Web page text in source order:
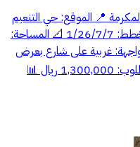
📍 الموقع: حي التنعيم
رقم (4) ▫️ رقم القطعة: 1421 ▫️ رقم المخطط: 1/26/7/7 📐 المساحة:
25م × 40م 🛣️ الواجهة: غربية على شارع بعرض
15م 🏔️ الحد الشرقي: جبل 💰 السعر المطلوب: 1,300,000 ريال 📊